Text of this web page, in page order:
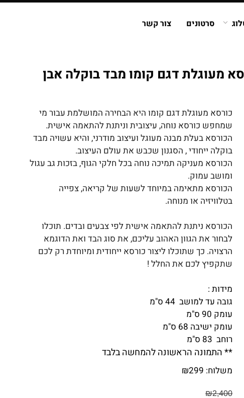
סרטונים צור קשר
מעוגלת דגם קומו מבד בוקלה אבן
כורסא מעוגלת דגם קומו היא הבחירה המושלמת עבור מי
שמחפש כורסא נוחה, עיצובית וניתנת להתאמה אישית.
הכורסא בעלת מבנה מעוגל ועיצוב מודרני, והיא עשויה מבד
בוקלה ייחודי , הסגנון שכבש את עולם העיצוב.
הכורסא מעניקה תמיכה נוחה בכל חלקי הגוף, בזכות גב עגול
ומושב עמוק.
הכורסא מתאימה במיוחד לשעות של קריאה, צפייה
בטלוויזיה או מנוחה.
הכורסא ניתנת להתאמה אישית לפי צבעים ובדים. תוכלו
לבחור את הגוון האהוב עליכם, את סוג הבד ואת הדוגמא
הרצויה. כך שתוכלו ליצור כורסא ייחודית ומיוחדת רק לכם
שתקפיץ לכם את החלל !
מידות :
גובה עד למושב 44 ס"מ
עומק 90 ס"מ
עומק ישיבה 68 ס"מ
רוחב 83 ס"מ
** התמונה הראשונה להמחשה בלבד
משלוח: ₪299
₪2,400